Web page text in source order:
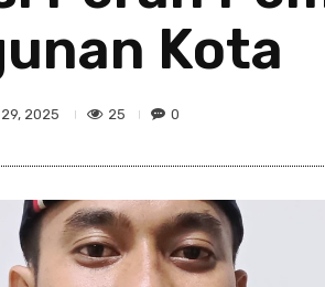
Kota
2025 25 0